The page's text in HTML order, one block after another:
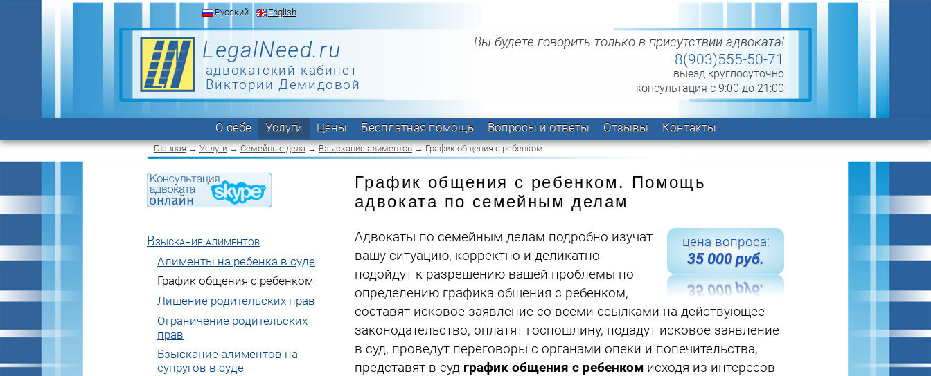
LegalNeed.ru
адвокатский кабинет
Виктории Демидовой
Вы будете говорить только в присутствии адвоката!
8(903)555-50-71
выезд круглосуточно
консультация с 9:00 до 21:00
Русский English
О себе Услуги Цены Бесплатная помощь Вопросы и ответы Отзывы Контакты
Главная→Услуги→Семейные дела→Взыскание алиментов→ График общения с ребенком
Взыскание алиментов
Алименты на ребенка в суде
График общения с ребенком
Лишение родительских прав
Ограничение родительских
прав
Взыскание алиментов на
супругов в суде
График общения с ребенком. Помощь
адвоката по семейным делам
цена вопроса:
35 000руб.
Адвокаты по семейным делам подробно изучат
вашу ситуацию, корректно и деликатно
подойдут к разрешению вашей проблемы по
определению графика общения с ребенком,
составят исковое заявление со всеми ссылками на действующее
законодательство, оплатят госпошлину, подадут исковое заявление
в суд, проведут переговоры с органами опеки и попечительства,
представят в суд график общения с ребенком исходя из интересов